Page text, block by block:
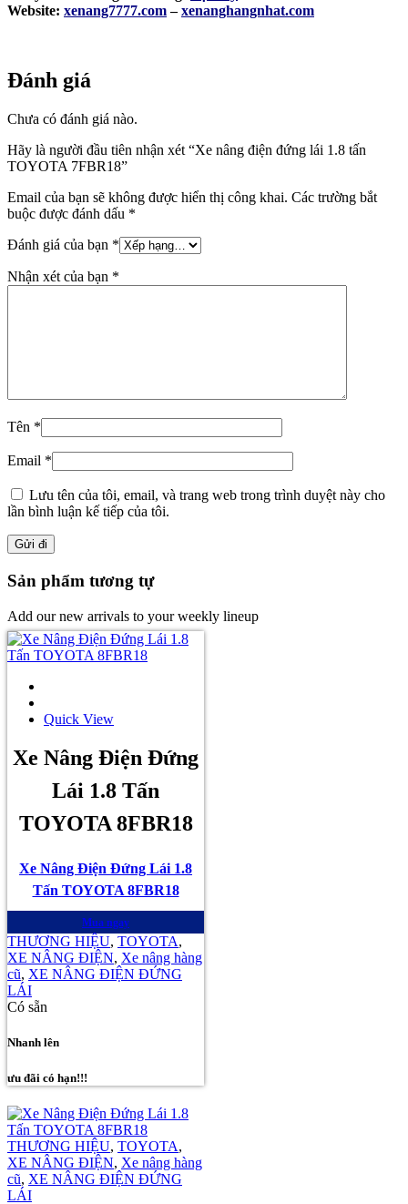
Website: xenang7777.com –xenanghangnhat.com
Đánh giá
Chưa có đánh giá nào.
Hãy là người đầu tiên nhận xét “Xe nâng điện đứng lái 1.8 tấn
TOYOTA 7FBR18”
Email của bạn sẽ không được hiển thị công khai. Các trường bắt
buộc được đánh dấu *
Đánh giá của bạn *
Nhận xét của bạn *
Tên *
Email *
Lưu tên của tôi, email, và trang web trong trình duyệt này cho
lần bình luận kế tiếp của tôi.
Sản phẩm tương tự
Add our new arrivals to your weekly lineup
Quick View
Xe Nâng Điện Đứng
Lái 1.8 Tấn
TOYOTA 8FBR18
Xe Nâng Điện Đứng Lái 1.8
Tấn TOYOTA 8FBR18
Mua ngay
THƯƠNG HIỆU, TOYOTA,
XE NÂNG ĐIỆN, Xe nâng hàng
cũ, XE NÂNG ĐIỆN ĐỨNG
LÁI
Có sẵn
Nhanh lên
ưu đãi có hạn!!!
THƯƠNG HIỆU, TOYOTA,
XE NÂNG ĐIỆN, Xe nâng hàng
cũ, XE NÂNG ĐIỆN ĐỨNG
LÁI